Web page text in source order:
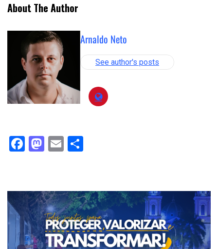
About The Author
Arnaldo Neto
See author's posts
Facebook
Mastodon
Email